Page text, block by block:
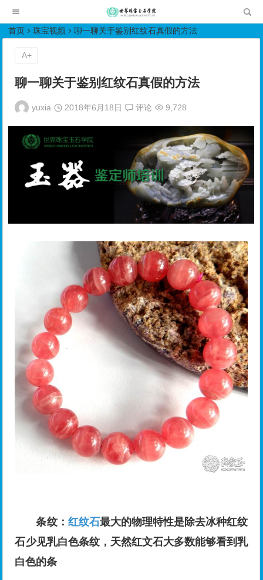
首页 珠宝视频 聊一聊关于鉴别红纹石真假的方法
聊一聊关于鉴别红纹石真假的方法
yuxia 2018年6月18日 评论 9,728
条纹： 红纹石最大的物理特性是除去冰种红纹
石少见乳白色条纹，天然红文石大多数能够看到乳
白色的条
A+